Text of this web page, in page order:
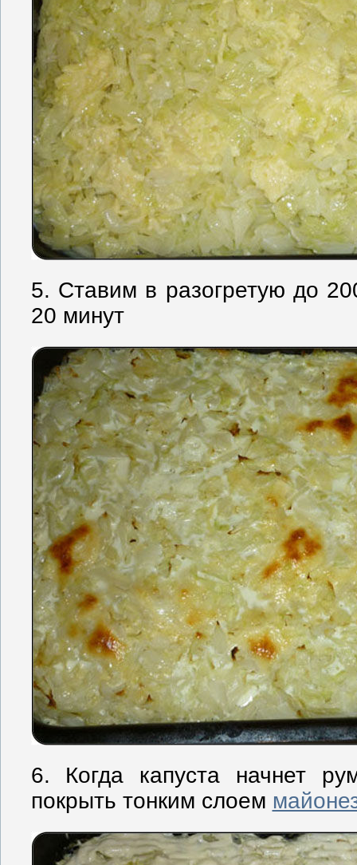
5. Ставим в разогретую до
20 минут
6. Когда капуста начнет
покрыть тонким слоем